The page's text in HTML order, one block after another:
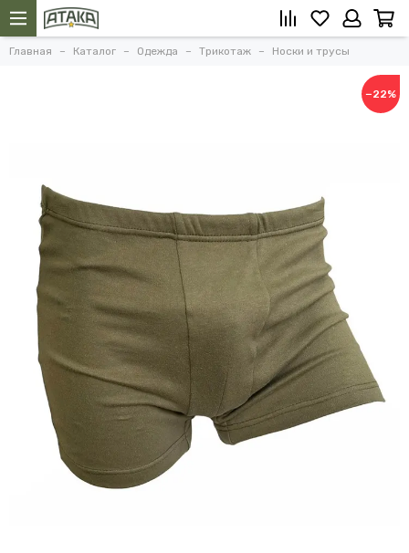
Главная Каталог Одежда Трикотаж Носки и трусы
−22%